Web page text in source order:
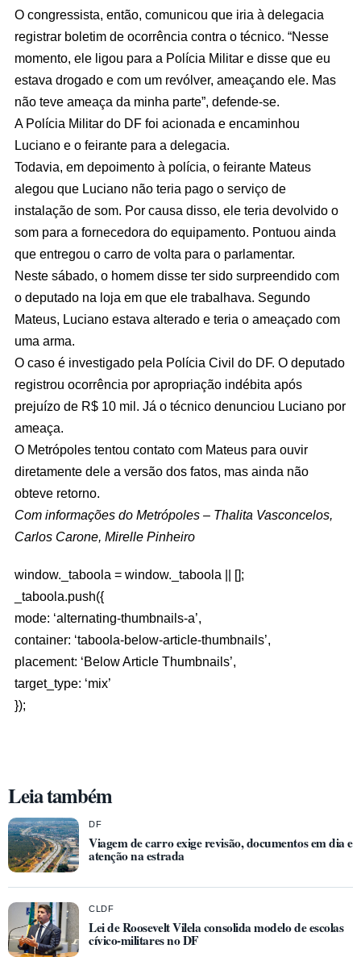
O congressista, então, comunicou que iria à delegacia
registrar boletim de ocorrência contra o técnico. “Nesse
momento, ele ligou para a Polícia Militar e disse que eu
estava drogado e com um revólver, ameaçando ele. Mas
não teve ameaça da minha parte”, defende-se.
A Polícia Militar do DF foi acionada e encaminhou
Luciano e o feirante para a delegacia.
Todavia, em depoimento à polícia, o feirante Mateus
alegou que Luciano não teria pago o serviço de
instalação de som. Por causa disso, ele teria devolvido o
som para a fornecedora do equipamento. Pontuou ainda
que entregou o carro de volta para o parlamentar.
Neste sábado, o homem disse ter sido surpreendido com
o deputado na loja em que ele trabalhava. Segundo
Mateus, Luciano estava alterado e teria o ameaçado com
uma arma.
O caso é investigado pela Polícia Civil do DF. O deputado
registrou ocorrência por apropriação indébita após
prejuízo de R$ 10 mil. Já o técnico denunciou Luciano por
ameaça.
O Metrópoles tentou contato com Mateus para ouvir
diretamente dele a versão dos fatos, mas ainda não
obteve retorno.
Com informações do Metrópoles – Thalita Vasconcelos,
Carlos Carone, Mirelle Pinheiro
window._taboola = window._taboola || [];
_taboola.push({
mode: ‘alternating-thumbnails-a’,
container: ‘taboola-below-article-thumbnails’,
placement: ‘Below Article Thumbnails’,
target_type: ‘mix’
});
Leia também
DF
Viagem de carro exige revisão, documentos em dia e
atenção na estrada
CLDF
Lei de Roosevelt Vilela consolida modelo de escolas
cívico-militares no DF